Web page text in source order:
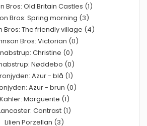
Bros: Old Britain Castles (1)
Bros: Spring morning (3)
Bros: The friendly village (4)
Bros: Victorian (0)
Christine (0)
Nøddebo (0)
Azur - blå (1)
Azur - brun (0)
Kähler: Marguerite (1)
Contrast (1)
Lilien Porzellan (3)